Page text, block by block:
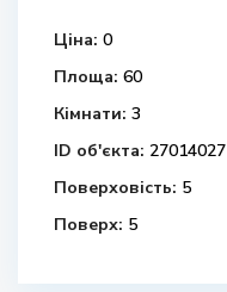
Ціна: 0
Площа: 60
Кімнати: 3
ID об'єкта: 27014027
Поверховість: 5
Поверх: 5